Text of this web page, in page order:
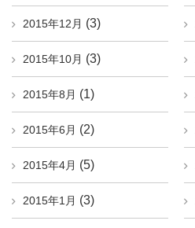
2015年12月 (3)
2015年10月 (3)
2015年8月 (1)
2015年6月 (2)
2015年4月 (5)
2015年1月 (3)